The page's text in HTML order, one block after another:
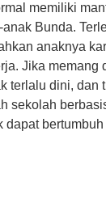
memiliki
Bunda.
anaknya
Jika memang
terlalu dini, dan
sekolah
dapat